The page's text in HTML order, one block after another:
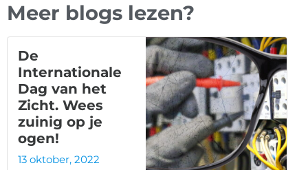
Meer blogs lezen?
De
Internationale
Dag van het
Zicht. Wees
zuinig op je
ogen!
13 oktober, 2022